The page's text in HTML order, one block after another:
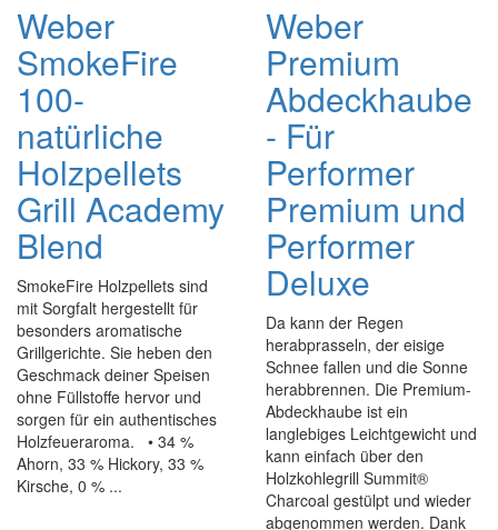
Weber
SmokeFire
100-
natürliche
Holzpellets
Grill Academy
Blend
SmokeFire Holzpellets sind
mit Sorgfalt hergestellt für
besonders aromatische
Grillgerichte. Sie heben den
Geschmack deiner Speisen
ohne Füllstoffe hervor und
sorgen für ein authentisches
Holzfeueraroma. • 34 %
Ahorn, 33 % Hickory, 33 %
Kirsche, 0 % ...
Weber
Premium
Abdeckhaube
- Für
Performer
Premium und
Performer
Deluxe
Da kann der Regen
herabprasseln, der eisige
Schnee fallen und die Sonne
herabbrennen. Die Premium-
Abdeckhaube ist ein
langlebiges Leichtgewicht und
kann einfach über den
Holzkohlegrill Summit®
Charcoal gestülpt und wieder
abgenommen werden. Dank